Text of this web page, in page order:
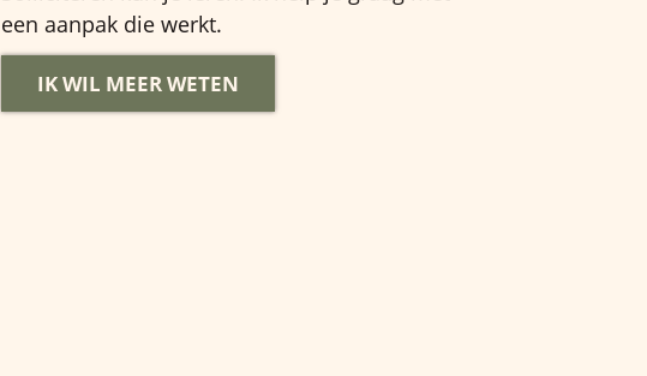
een aanpak die werkt.
IK WIL MEER WETEN